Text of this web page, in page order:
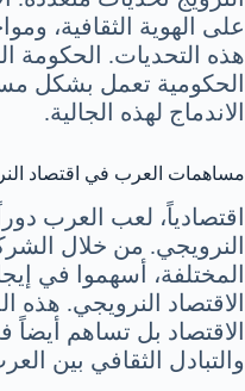
على الهوية الثقافية،
هذه التحديات. الحكومة
الحكومية تعمل بشكل
الاندماج لهذه الجالية.
مساهمات العرب في اقتصاد
اقتصادياً، لعب العرب
النرويجي. من خلال
المختلفة، أسهموا في
الاقتصاد النرويجي.
الاقتصاد بل تساهم
والتبادل الثقافي بين